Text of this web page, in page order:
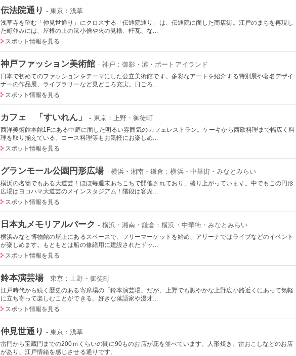
伝法院通り - 東京：浅草
浅草寺を望む「仲見世通り」にクロスする「伝通院通り」は、伝通院に面した商店街。江戸のまちを再現し
た町並みには、屋根の上の鼠小僧や火の見櫓、軒瓦、な...
スポット情報を見る
神戸ファッション美術館 - 神戸：御影・灘・ポートアイランド
日本で初めてのファッションをテーマにした公立美術館です。多彩なアートを紹介する特別展や著名デザイ
ナーの作品展、ライブラリーなど見どころ充実。日ごろ...
スポット情報を見る
カフェ 「すいれん」 - 東京：上野・御徒町
西洋美術館本館1Fにある中庭に面した明るい雰囲気のカフェレストラン。ケーキから西欧料理まで幅広く料
理を取り揃えている。コース料理等もお気軽にお楽しめ...
スポット情報を見る
グランモール公園円形広場 - 横浜・湘南・鎌倉：横浜・中華街・みなとみらい
横浜の名物でもある大道芸！ほぼ毎週末あちこちで開催されており、盛り上がっています。中でもこの円形
広場はヨコハマ大道芸のメインスタジアム！階段は客席...
スポット情報を見る
日本丸メモリアルパーク - 横浜・湘南・鎌倉：横浜・中華街・みなとみらい
横浜みなと博物館の屋上にあるスペースで、フリーマーケットを始め、アリーナではライブなどのイベント
が楽しめます。もともとは船の修繕用に建設されたドッ...
スポット情報を見る
鈴本演芸場 - 東京：上野・御徒町
江戸時代から続く歴史のある寄席場の「鈴本演芸場」だが、上野でも賑やかな上野広小路近くにあって気軽
に立ち寄って楽しむことができる。好きな落語家や漫才...
スポット情報を見る
仲見世通り - 東京：浅草
雷門から宝蔵門までの200ｍくらいの間に90ものお店が庇を並べています。人形焼き、雷おこしなどのお店
があり、江戸情緒を感じさせる通りです。